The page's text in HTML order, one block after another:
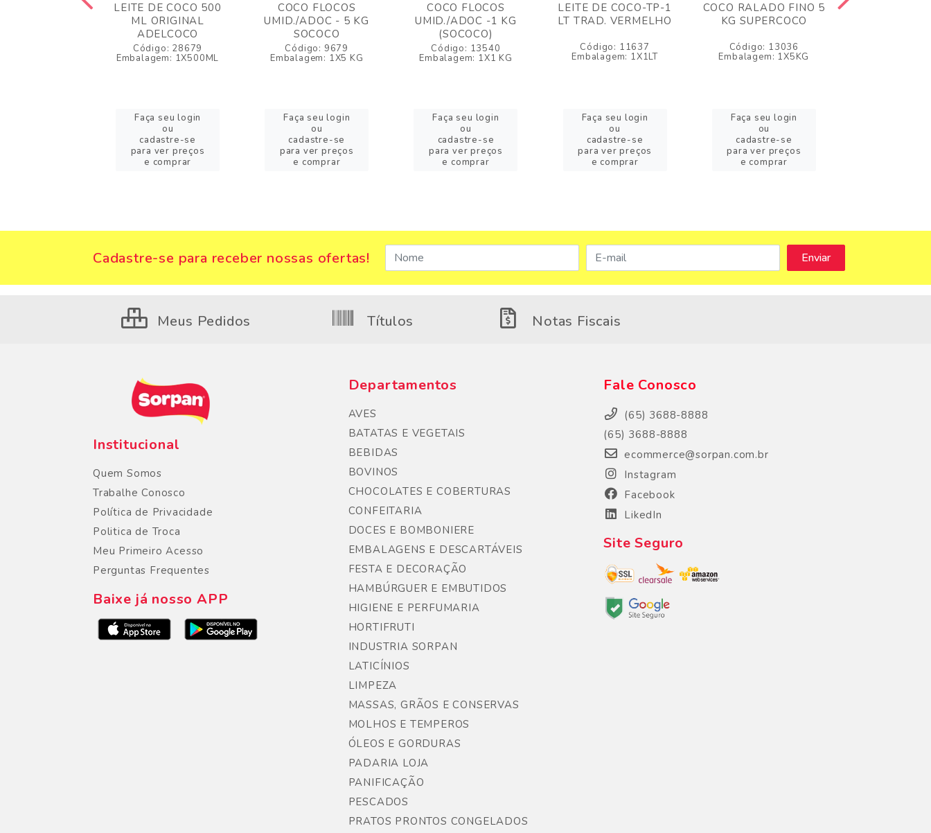
LEITE DE COCO 500
ML ORIGINAL
ADELCOCO
Código: 28679
Embalagem: 1X500ML
Faça seu login
ou
cadastre-se
para ver preços
e comprar
COCO FLOCOS
UMID./ADOC - 5 KG
SOCOCO
Código: 9679
Embalagem: 1X5 KG
Faça seu login
ou
cadastre-se
para ver preços
e comprar
COCO FLOCOS
UMID./ADOC -1 KG
(SOCOCO)
Código: 13540
Embalagem: 1X1 KG
Faça seu login
ou
cadastre-se
para ver preços
e comprar
LEITE DE COCO-TP-1
LT TRAD. VERMELHO
Código: 11637
Embalagem: 1X1LT
Faça seu login
ou
cadastre-se
para ver preços
e comprar
COCO RALADO FINO 5
KG SUPERCOCO
Código: 13036
Embalagem: 1X5KG
Faça seu login
ou
cadastre-se
para ver preços
e comprar
Cadastre-se para receber nossas ofertas!
Meus Pedidos Títulos Notas Fiscais
Institucional
Quem Somos
Trabalhe Conosco
Política de Privacidade
Politica de Troca
Meu Primeiro Acesso
Perguntas Frequentes
Baixe já nosso APP
Departamentos
AVES
BATATAS E VEGETAIS
BEBIDAS
BOVINOS
CHOCOLATES E COBERTURAS
CONFEITARIA
DOCES E BOMBONIERE
EMBALAGENS E DESCARTÁVEIS
FESTA E DECORAÇÃO
HAMBÚRGUER E EMBUTIDOS
HIGIENE E PERFUMARIA
HORTIFRUTI
INDUSTRIA SORPAN
LATICÍNIOS
LIMPEZA
MASSAS, GRÃOS E CONSERVAS
MOLHOS E TEMPEROS
ÓLEOS E GORDURAS
PADARIA LOJA
PANIFICAÇÃO
PESCADOS
PRATOS PRONTOS CONGELADOS
Fale Conosco
(65) 3688-8888
(65) 3688-8888
ecommerce@sorpan.com.br
Instagram
Facebook
LikedIn
Site Seguro